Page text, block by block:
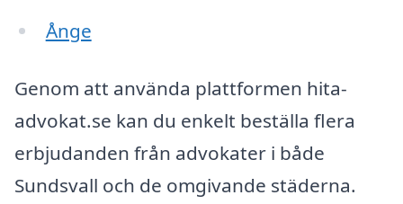
Ånge
Genom att använda plattformen hita-
advokat.se kan du enkelt beställa flera
erbjudanden från advokater i både
Sundsvall och de omgivande städerna.